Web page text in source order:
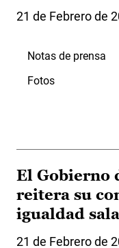
21 de Febrero de
Notas de prensa
Fotos
El Gobierno
reitera su
igualdad
21 de Febrero de